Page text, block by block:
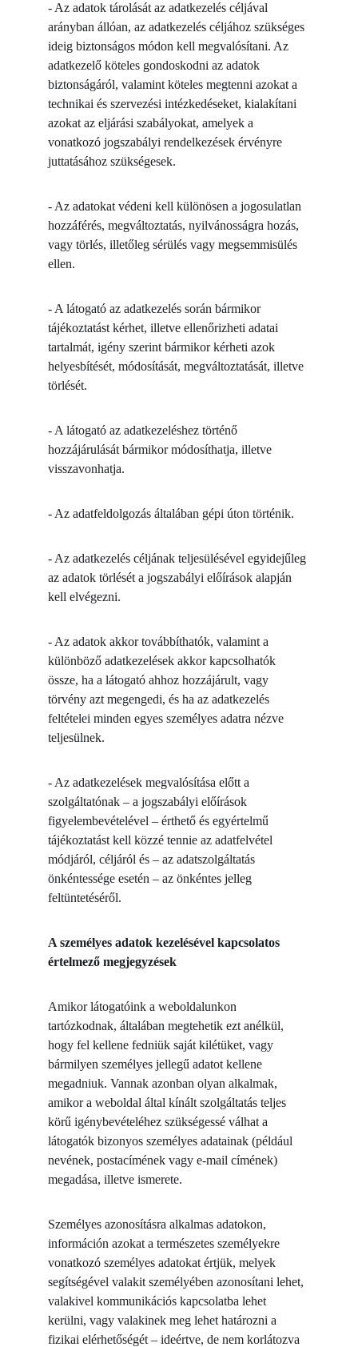
- Az adatok tárolását az adatkezelés céljával
arányban állóan, az adatkezelés céljához szükséges
ideig biztonságos módon kell megvalósítani. Az
adatkezelő köteles gondoskodni az adatok
biztonságáról, valamint köteles megtenni azokat a
technikai és szervezési intézkedéseket, kialakítani
azokat az eljárási szabályokat, amelyek a
vonatkozó jogszabályi rendelkezések érvényre
juttatásához szükségesek.
- Az adatokat védeni kell különösen a jogosulatlan
hozzáférés, megváltoztatás, nyilvánosságra hozás,
vagy törlés, illetőleg sérülés vagy megsemmisülés
ellen.
- A látogató az adatkezelés során bármikor
tájékoztatást kérhet, illetve ellenőrizheti adatai
tartalmát, igény szerint bármikor kérheti azok
helyesbítését, módosítását, megváltoztatását, illetve
törlését.
- A látogató az adatkezeléshez történő
hozzájárulását bármikor módosíthatja, illetve
visszavonhatja.
- Az adatfeldolgozás általában gépi úton történik.
- Az adatkezelés céljának teljesülésével egyidejűleg
az adatok törlését a jogszabályi előírások alapján
kell elvégezni.
- Az adatok akkor továbbíthatók, valamint a
különböző adatkezelések akkor kapcsolhatók
össze, ha a látogató ahhoz hozzájárult, vagy
törvény azt megengedi, és ha az adatkezelés
feltételei minden egyes személyes adatra nézve
teljesülnek.
- Az adatkezelések megvalósítása előtt a
szolgáltatónak – a jogszabályi előírások
figyelembevételével – érthető és egyértelmű
tájékoztatást kell közzé tennie az adatfelvétel
módjáról, céljáról és – az adatszolgáltatás
önkéntessége esetén – az önkéntes jelleg
feltüntetéséről.
A személyes adatok kezelésével kapcsolatos
értelmező megjegyzések
Amikor látogatóink a weboldalunkon
tartózkodnak, általában megtehetik ezt anélkül,
hogy fel kellene fedniük saját kilétüket, vagy
bármilyen személyes jellegű adatot kellene
megadniuk. Vannak azonban olyan alkalmak,
amikor a weboldal által kínált szolgáltatás teljes
körű igénybevételéhez szükségessé válhat a
látogatók bizonyos személyes adatainak (például
nevének, postacímének vagy e-mail címének)
megadása, illetve ismerete.
Személyes azonosításra alkalmas adatokon,
információn azokat a természetes személyekre
vonatkozó személyes adatokat értjük, melyek
segítségével valakit személyében azonosítani lehet,
valakivel kommunikációs kapcsolatba lehet
kerülni, vagy valakinek meg lehet határozni a
fizikai elérhetőségét – ideértve, de nem korlátozva